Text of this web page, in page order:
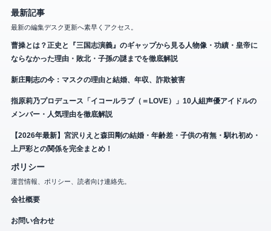
最新記事
最新の編集デスク更新へ素早くアクセス。
曹操とは？正史と『三国志演義』のギャップから見る人物像・功績・皇帝に
ならなかった理由・敗北・子孫の謎までを徹底解説
新庄剛志の今：マスクの理由と結婚、年収、詐欺被害
指原莉乃プロデュース「イコールラブ（＝LOVE）」10人組声優アイドルの
メンバー・人気理由を徹底解説
【2026年最新】宮沢りえと森田剛の結婚・年齢差・子供の有無・馴れ初め・
上戸彩との関係を完全まとめ！
ポリシー
運営情報、ポリシー、読者向け連絡先。
会社概要
お問い合わせ